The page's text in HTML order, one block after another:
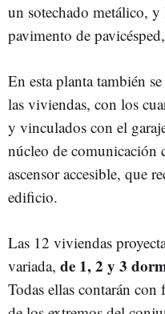
un sotechado metálico, y
pavimento de
En esta planta también
las viviendas, con los
y vinculados con el
núcleo de comunicación
ascensor accesible, que
edificio.
Las 12 viviendas
variada, de 1, 2 y 3
Todas ellas contarán